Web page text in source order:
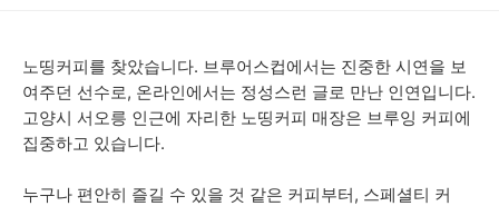
노띵커피를 찾았습니다. 브루어스컵에서는 진중한 시연을 보
여주던 선수로, 온라인에서는 정성스런 글로 만난 인연입니다.
고양시 서오릉 인근에 자리한 노띵커피 매장은 브루잉 커피에
집중하고 있습니다.
누구나 편안히 즐길 수 있을 것 같은 커피부터, 스페셜티 커